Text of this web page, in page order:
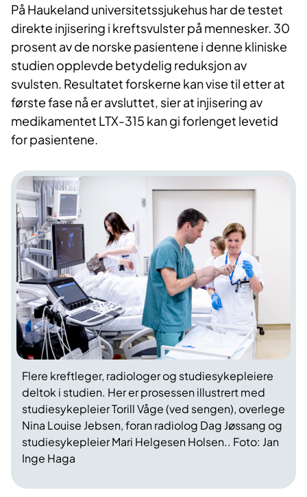
På Haukeland universitetssjukehus har de testet
direkte injisering i kreftsvulster på mennesker. 30
prosent av de norske pasientene i denne kliniske
studien opplevde betydelig reduksjon av
svulsten. Resultatet forskerne kan vise til etter at
første fase nå er avsluttet, sier at injisering av
medikamentet LTX-315 kan gi forlenget levetid
for pasientene.
Flere kreftleger, radiologer og studiesykepleiere
deltok i studien. Her er prosessen illustrert med
studiesykepleier Torill Våge (ved sengen), overlege
Nina Louise Jebsen, foran radiolog Dag Jøssang og
studiesykepleier Mari Helgesen Holsen.. Foto: Jan
Inge Haga